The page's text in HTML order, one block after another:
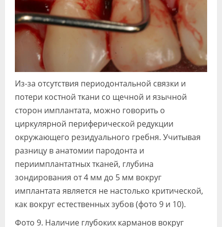
Из-за отсутствия периодонтальной связки и
потери костной ткани со щечной и язычной
сторон имплантата, можно говорить о
циркулярной периферической редукции
окружающего резидуального гребня. Учитывая
разницу в анатомии пародонта и
периимплантатных тканей, глубина
зондирования от 4 мм до 5 мм вокруг
имплантата является не настолько критической,
как вокруг естественных зубов (фото 9 и 10).
Фото 9. Наличие глубоких карманов вокруг